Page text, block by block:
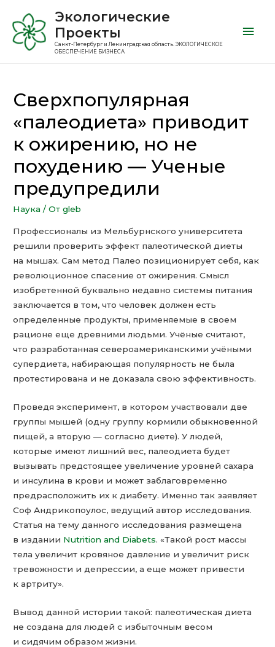
Экологические
Проекты
Санкт-Петербург и Ленинградская область. ЭКОЛОГИЧЕСКОЕ
ОБЕСПЕЧЕНИЕ БИЗНЕСА
Сверхпопулярная
«палеодиета» приводит
к ожирению, но не
похудению — Ученые
предупредили
Наука / От gleb
Профессионалы из Мельбурнского университета
решили проверить эффект палеотической диеты
на мышах. Сам метод Палео позиционирует себя, как
революционное спасение от ожирения. Смысл
изобретенной буквально недавно системы питания
заключается в том, что человек должен есть
определенные продукты, применяемые в своем
рационе еще древними людьми. Учёные считают,
что разработанная североамериканскими учёными
супердиета, набирающая популярность не была
протестирована и не доказала свою эффективность.
Проведя эксперимент, в котором участвовали две
группы мышей (одну группу кормили обыкновенной
пищей, а вторую — согласно диете). У людей,
которые имеют лишний вес, палеодиета будет
вызывать предстоящее увеличение уровней сахара
и инсулина в крови и может заблаговременно
предрасположить их к диабету. Именно так заявляет
Соф Андрикопоулос, ведущий автор исследования.
Статья на тему данного исследования размещена
в издании Nutrition and Diabets. «Такой рост массы
тела увеличит кровяное давление и увеличит риск
тревожности и депрессии, а еще может привести
к артриту».
Вывод данной истории такой: палеотическая диета
не создана для людей с избыточным весом
и сидячим образом жизни.